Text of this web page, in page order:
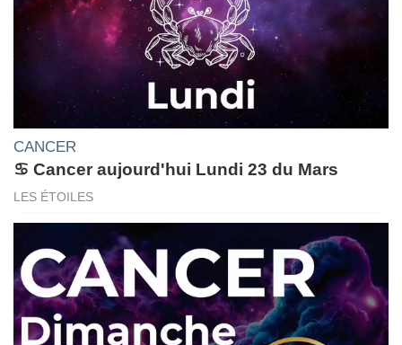
CANCER
♋ Cancer aujourd'hui Lundi 23 du Mars
LES ÉTOILES